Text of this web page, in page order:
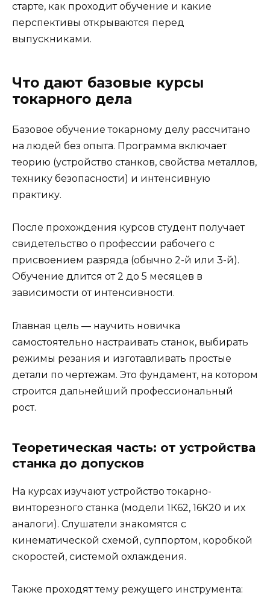
старте, как проходит обучение и какие
перспективы открываются перед
выпускниками.
Что дают базовые курсы
токарного дела
Базовое обучение токарному делу рассчитано
на людей без опыта. Программа включает
теорию (устройство станков, свойства металлов,
технику безопасности) и интенсивную
практику.
После прохождения курсов студент получает
свидетельство о профессии рабочего с
присвоением разряда (обычно 2-й или 3-й).
Обучение длится от 2 до 5 месяцев в
зависимости от интенсивности.
Главная цель — научить новичка
самостоятельно настраивать станок, выбирать
режимы резания и изготавливать простые
детали по чертежам. Это фундамент, на котором
строится дальнейший профессиональный
рост.
Теоретическая часть: от устройства
станка до допусков
На курсах изучают устройство токарно-
винторезного станка (модели 1К62, 16К20 и их
аналоги). Слушатели знакомятся с
кинематической схемой, суппортом, коробкой
скоростей, системой охлаждения.
Также проходят тему режущего инструмента: